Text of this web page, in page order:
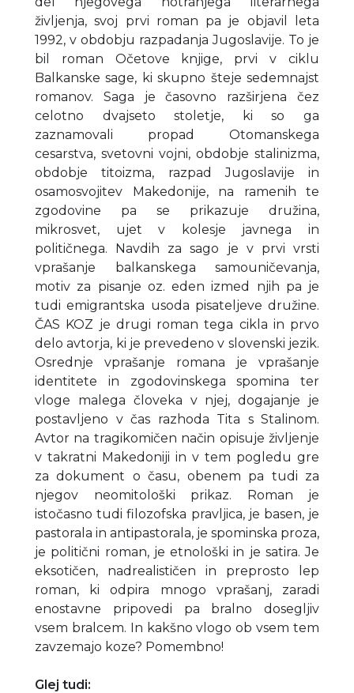
življenja, svoj prvi roman pa je objavil leta
1992, v obdobju razpadanja Jugoslavije. To je
bil roman Očetove knjige, prvi v ciklu
Balkanske sage, ki skupno šteje sedemnajst
romanov. Saga je časovno razširjena čez
celotno dvajseto stoletje, ki so ga
zaznamovali propad Otomanskega
cesarstva, svetovni vojni, obdobje stalinizma,
obdobje titoizma, razpad Jugoslavije in
osamosvojitev Makedonije, na ramenih te
zgodovine pa se prikazuje družina,
mikrosvet, ujet v kolesje javnega in
političnega. Navdih za sago je v prvi vrsti
vprašanje balkanskega samouničevanja,
motiv za pisanje oz. eden izmed njih pa je
tudi emigrantska usoda pisateljeve družine.
ČAS KOZ je drugi roman tega cikla in prvo
delo avtorja, ki je prevedeno v slovenski jezik.
Osrednje vprašanje romana je vprašanje
identitete in zgodovinskega spomina ter
vloge malega človeka v njej, dogajanje je
postavljeno v čas razhoda Tita s Stalinom.
Avtor na tragikomičen način opisuje življenje
v takratni Makedoniji in v tem pogledu gre
za dokument o času, obenem pa tudi za
njegov neomitološki prikaz. Roman je
istočasno tudi filozofska pravljica, je basen, je
pastorala in antipastorala, je spominska proza,
je politični roman, je etnološki in je satira. Je
eksotičen, nadrealističen in preprosto lep
roman, ki odpira mnogo vprašanj, zaradi
enostavne pripovedi pa bralno dosegljiv
vsem bralcem. In kakšno vlogo ob vsem tem
zavzemajo koze? Pomembno!
Glej tudi: